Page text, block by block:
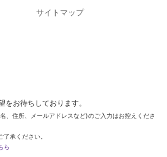
サイトマップ
をお待ちしております。
、住所、メールアドレスなど)のご入力はお控えくださ
承ください。
ら